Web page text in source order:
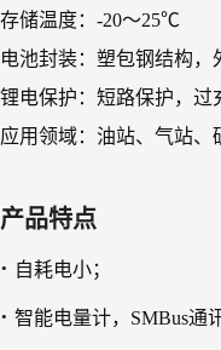
存储温度：-20～25℃
电池封装：塑包钢结构，
锂电保护：短路保护，过
应用领域：油站、气站、
产品特点
· 自耗电小；
· 智能电量计，SMBus通